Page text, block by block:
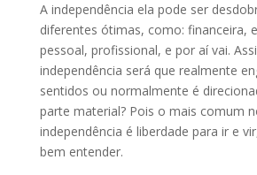
A independência ela pode ser
diferentes ótimas, como: financeira,
pessoal, profissional, e por aí vai.
independência será que realmente
sentidos ou normalmente é
parte material? Pois o mais comum
independência é liberdade para ir e
bem entender.